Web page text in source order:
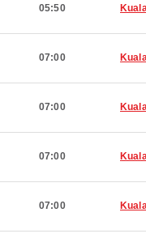
05:50
07:00
07:00
07:00
07:00